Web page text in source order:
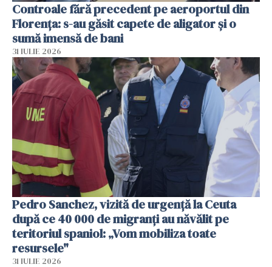
Controale fără precedent pe aeroportul din
Florența: s-au găsit capete de aligator și o
sumă imensă de bani
31 IULIE 2026
Pedro Sanchez, vizită de urgență la Ceuta
după ce 40 000 de migranți au năvălit pe
teritoriul spaniol: „Vom mobiliza toate
resursele"
31 IULIE 2026